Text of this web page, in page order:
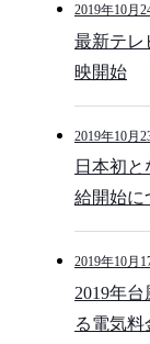
2019年10月
最新テレ
映開始
2019年10月
日本初
給開始に
2019年10月
2019年
る電気料